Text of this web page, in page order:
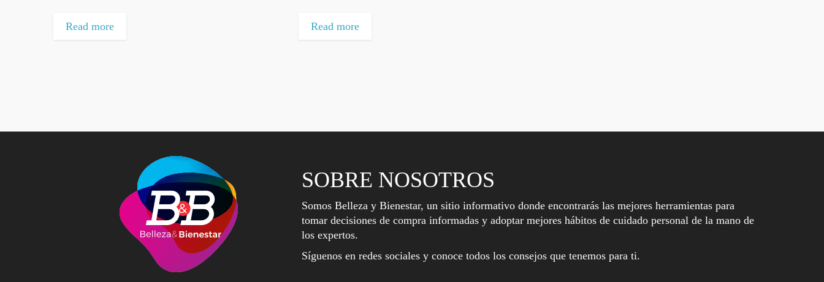
Read more Read more
SOBRE NOSOTROS
Somos Belleza y Bienestar, un sitio informativo donde encontrarás las mejores herramientas para
tomar decisiones de compra informadas y adoptar mejores hábitos de cuidado personal de la mano de
los expertos.
Síguenos en redes sociales y conoce todos los consejos que tenemos para ti.